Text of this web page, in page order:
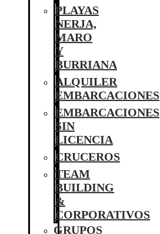
PLAYAS
NERJA,
MARO
Y
BURRIANA
ALQUILER
EMBARCACIONES
EMBARCACIONES
SIN
LICENCIA
CRUCEROS
TEAM
BUILDING
&
CORPORATIVOS
GRUPOS